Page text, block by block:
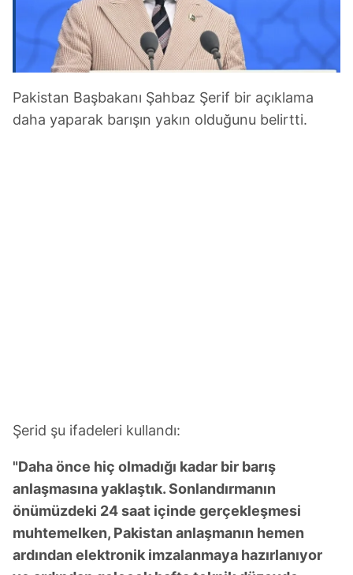
Pakistan Başbakanı Şahbaz Şerif bir açıklama
daha yaparak barışın yakın olduğunu belirtti.
Şerid şu ifadeleri kullandı:
"Daha önce hiç olmadığı kadar bir barış
anlaşmasına yaklaştık. Sonlandırmanın
önümüzdeki 24 saat içinde gerçekleşmesi
muhtemelken, Pakistan anlaşmanın hemen
ardından elektronik imzalanmaya hazırlanıyor